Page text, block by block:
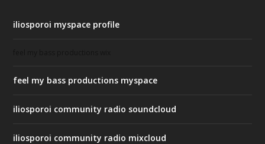
iliosporoi myspace profile
feel my bass productions myspace
iliosporoi community radio soundcloud
iliosporoi community radio mixcloud